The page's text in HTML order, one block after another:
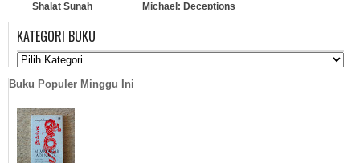
Shalat Sunah
Rasulullah
…
Michael: Deceptions
KATEGORI BUKU
Buku Populer Minggu Ini